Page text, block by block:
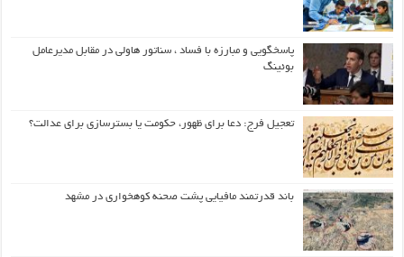
پاسخگویی و مبارزه با فساد ، سناتور هاولی در مقابل مدیرعامل
بوئینگ
تعجیل فرج: دعا برای ظهور، حکومت یا بسترسازی برای عدالت؟
باند قدرتمند مافیایی پشت صحنه کوهخواری در مشهد